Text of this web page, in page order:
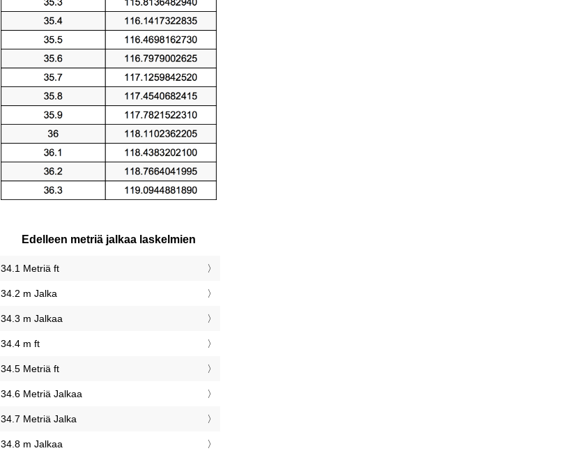
Edelleen metriä jalkaa laskelmien
34.1 Metriä ft
34.2 m Jalka
34.3 m Jalkaa
34.4 m ft
34.5 Metriä ft
34.6 Metriä Jalkaa
34.7 Metriä Jalka
34.8 m Jalkaa